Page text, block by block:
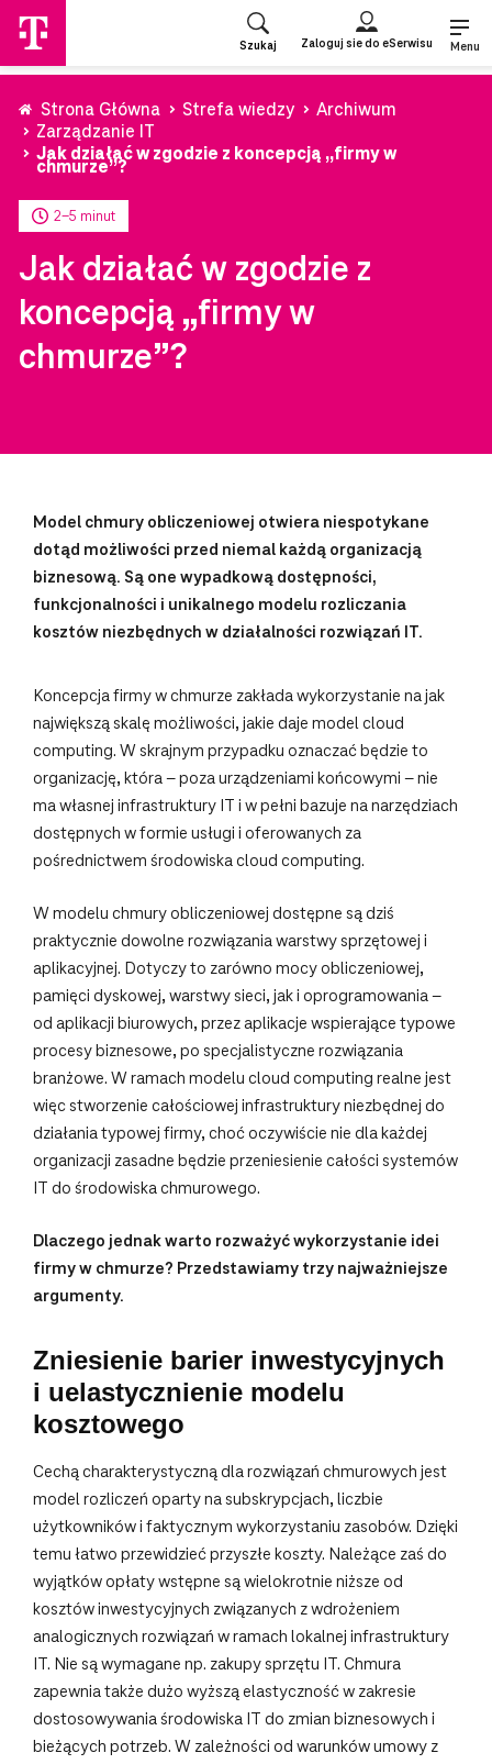
strony
głównej
Szukaj Zaloguj sie do eSerwisu Menu
Strona Główna Strefa wiedzy
Archiwum
Zarządzanie IT
Jak działać w zgodzie z koncepcją „firmy w
chmurze”?
2-5 minut
Jak działać w zgodzie z
koncepcją „firmy w
chmurze”?
Model chmury obliczeniowej otwiera niespotykane
dotąd możliwości przed niemal każdą organizacją
biznesową. Są one wypadkową dostępności,
funkcjonalności i unikalnego modelu rozliczania
kosztów niezbędnych w działalności rozwiązań IT.
Koncepcja firmy w chmurze zakłada wykorzystanie na jak
największą skalę możliwości, jakie daje model cloud
computing. W skrajnym przypadku oznaczać będzie to
organizację, która – poza urządzeniami końcowymi – nie
ma własnej infrastruktury IT i w pełni bazuje na narzędziach
dostępnych w formie usługi i oferowanych za
pośrednictwem środowiska cloud computing.
W modelu chmury obliczeniowej dostępne są dziś
praktycznie dowolne rozwiązania warstwy sprzętowej i
aplikacyjnej. Dotyczy to zarówno mocy obliczeniowej,
pamięci dyskowej, warstwy sieci, jak i oprogramowania –
od aplikacji biurowych, przez aplikacje wspierające typowe
procesy biznesowe, po specjalistyczne rozwiązania
branżowe. W ramach modelu cloud computing realne jest
więc stworzenie całościowej infrastruktury niezbędnej do
działania typowej firmy, choć oczywiście nie dla każdej
organizacji zasadne będzie przeniesienie całości systemów
IT do środowiska chmurowego.
Dlaczego jednak warto rozważyć wykorzystanie idei
firmy w chmurze? Przedstawiamy trzy najważniejsze
argumenty.
Zniesienie barier inwestycyjnych
i uelastycznienie modelu
kosztowego
Cechą charakterystyczną dla rozwiązań chmurowych jest
model rozliczeń oparty na subskrypcjach, liczbie
użytkowników i faktycznym wykorzystaniu zasobów. Dzięki
temu łatwo przewidzieć przyszłe koszty. Należące zaś do
wyjątków opłaty wstępne są wielokrotnie niższe od
kosztów inwestycyjnych związanych z wdrożeniem
analogicznych rozwiązań w ramach lokalnej infrastruktury
IT. Nie są wymagane np. zakupy sprzętu IT. Chmura
zapewnia także dużo wyższą elastyczność w zakresie
dostosowywania środowiska IT do zmian biznesowych i
bieżących potrzeb. W zależności od warunków umowy z